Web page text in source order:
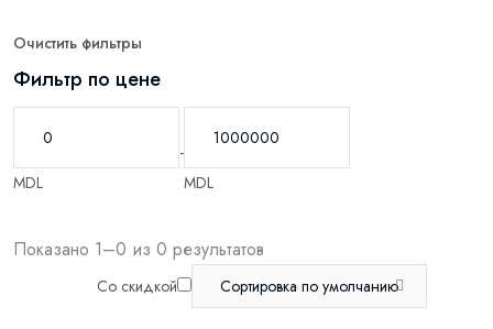
Очистить фильтры
Фильтр по цене
MDL
-
MDL
Показано 1–0 из 0 результатов
Со скидкой Сортировка по умолчанию